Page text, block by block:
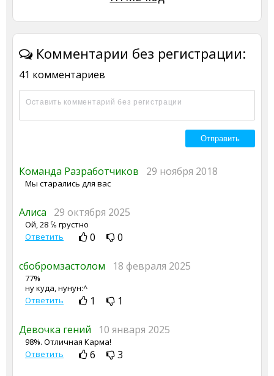
Комментарии без регистрации:
41 комментариев
Команда Разработчиков 29 ноября 2018
Мы старались для вас
Алиса 29 октября 2025
Ой, 28 ℅ грустно
Ответить
0 0
сбобромзастолом 18 февраля 2025
77%
ну куда, нунун:^
Ответить
1 1
Девочка гений 10 января 2025
98%. Отличная Карма!
Ответить
6 3